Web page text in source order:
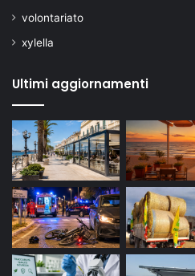
volontariato
xylella
Ultimi aggiornamenti